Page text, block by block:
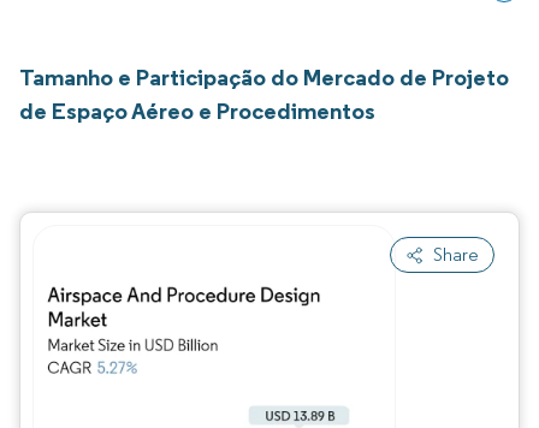
Tamanho e Participação do Mercado de Projeto
de Espaço Aéreo e Procedimentos
Share